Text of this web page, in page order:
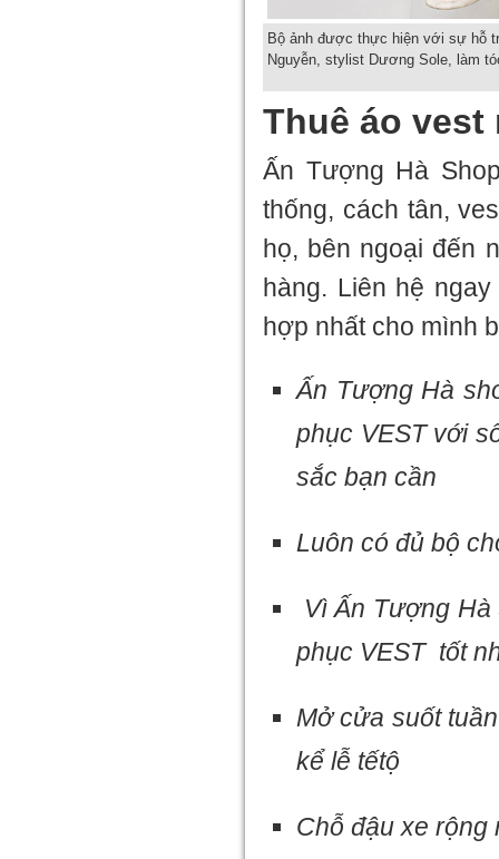
Bộ ảnh được thực hiện với sự hỗ
Nguyễn, stylist Dương Sole, làm
Thuê áo
Ấn Tượng Hà
thống, cách tân,
họ, bên ngoại đến
hàng. Liên hệ
hợp nhất cho mình
Ấn Tượng Hà
phục VEST với
sắc bạn cần
Luôn có đủ bộ
Vì Ấn Tượng
phục VEST tốt
Mở cửa suốt
kể lễ tếtộ
Chỗ đậu xe rộng